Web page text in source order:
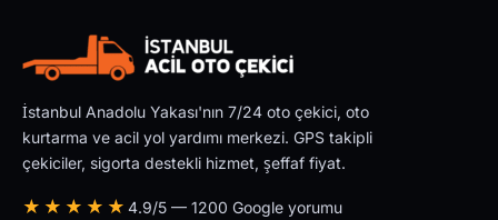
İstanbul Anadolu Yakası'nın 7/24 oto çekici, oto
kurtarma ve acil yol yardımı merkezi. GPS takipli
çekiciler, sigorta destekli hizmet, şeffaf fiyat.
★★★★★ 4.9/5 — 1200 Google yorumu